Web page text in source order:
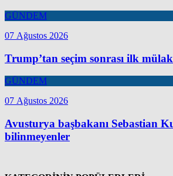
GÜNDEM
07 Ağustos 2026
Trump’tan seçim sonrası ilk
GÜNDEM
07 Ağustos 2026
Avusturya başbakanı Sebastian
bilinmeyenler